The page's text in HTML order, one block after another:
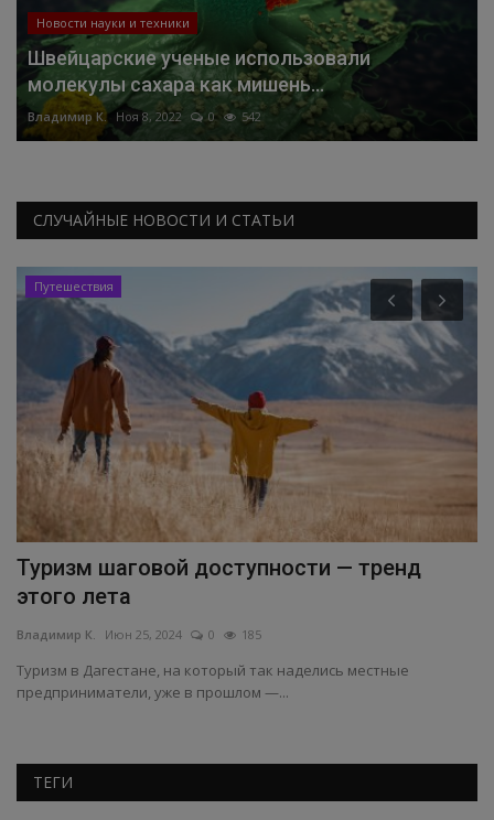
Новости науки и техники
Швейцарские ученые использовали
молекулы сахара как мишень...
Владимир К. Ноя 8, 2022 0 542
СЛУЧАЙНЫЕ НОВОСТИ И СТАТЬИ
Путешествия
Туризм шаговой доступности — тренд
этого лета
Владимир К. Июн 25, 2024 0 185
Туризм в Дагестане, на который так наделись местные
предприниматели, уже в прошлом —...
ТЕГИ